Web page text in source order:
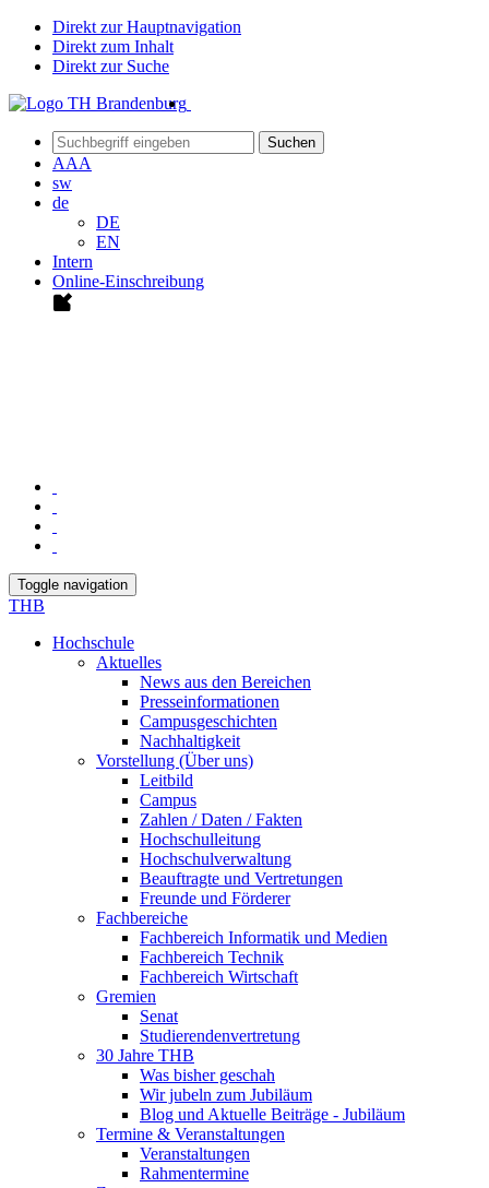
Direkt zur Hauptnavigation
Direkt zum Inhalt
Direkt zur Suche
Suchen
AAA
sw
de
DE
EN
Intern
Online-Einschreibung
Toggle navigation
THB
Hochschule
Aktuelles
News aus den Bereichen
Presseinformationen
Campusgeschichten
Nachhaltigkeit
Vorstellung (Über uns)
Leitbild
Campus
Zahlen / Daten / Fakten
Hochschulleitung
Hochschulverwaltung
Beauftragte und Vertretungen
Freunde und Förderer
Fachbereiche
Fachbereich Informatik und Medien
Fachbereich Technik
Fachbereich Wirtschaft
Gremien
Senat
Studierendenvertretung
30 Jahre THB
Was bisher geschah
Wir jubeln zum Jubiläum
Blog und Aktuelle Beiträge - Jubiläum
Termine & Veranstaltungen
Veranstaltungen
Rahmentermine